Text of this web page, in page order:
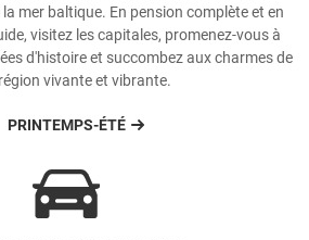
mer baltique. En pension complète et en
visitez les capitales, promenez-vous à
d'histoire et succombez aux charmes de
vivante et vibrante.
PRINTEMPS-ÉTÉ